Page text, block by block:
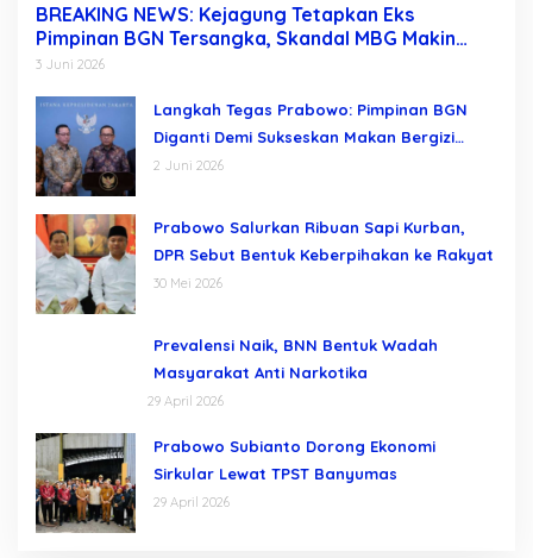
BREAKING NEWS: Kejagung Tetapkan Eks
Pimpinan BGN Tersangka, Skandal MBG Makin
Terkuak Usai Dadan Hindayana Dicopot
3 Juni 2026
Langkah Tegas Prabowo: Pimpinan BGN
Diganti Demi Sukseskan Makan Bergizi
Gratis
2 Juni 2026
Prabowo Salurkan Ribuan Sapi Kurban,
DPR Sebut Bentuk Keberpihakan ke Rakyat
30 Mei 2026
Prevalensi Naik, BNN Bentuk Wadah
Masyarakat Anti Narkotika
29 April 2026
Prabowo Subianto Dorong Ekonomi
Sirkular Lewat TPST Banyumas
29 April 2026